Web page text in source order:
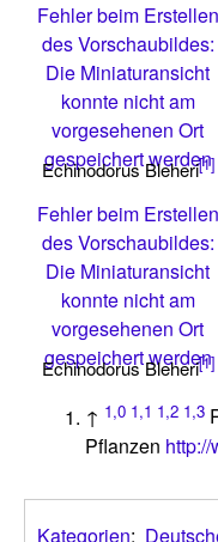
Fehler beim Erstellen
des Vorschaubildes:
Die Miniaturansicht
konnte nicht am
vorgesehenen Ort
gespeichert werden
Echinodorus Bleheri[1]
Fehler beim Erstellen
des Vorschaubildes:
Die Miniaturansicht
konnte nicht am
vorgesehenen Ort
gespeichert werden
Echinodorus Bleheri[1]
↑ 1,0 1,1 1,2 1,3
Pflanzen
Kategorien: